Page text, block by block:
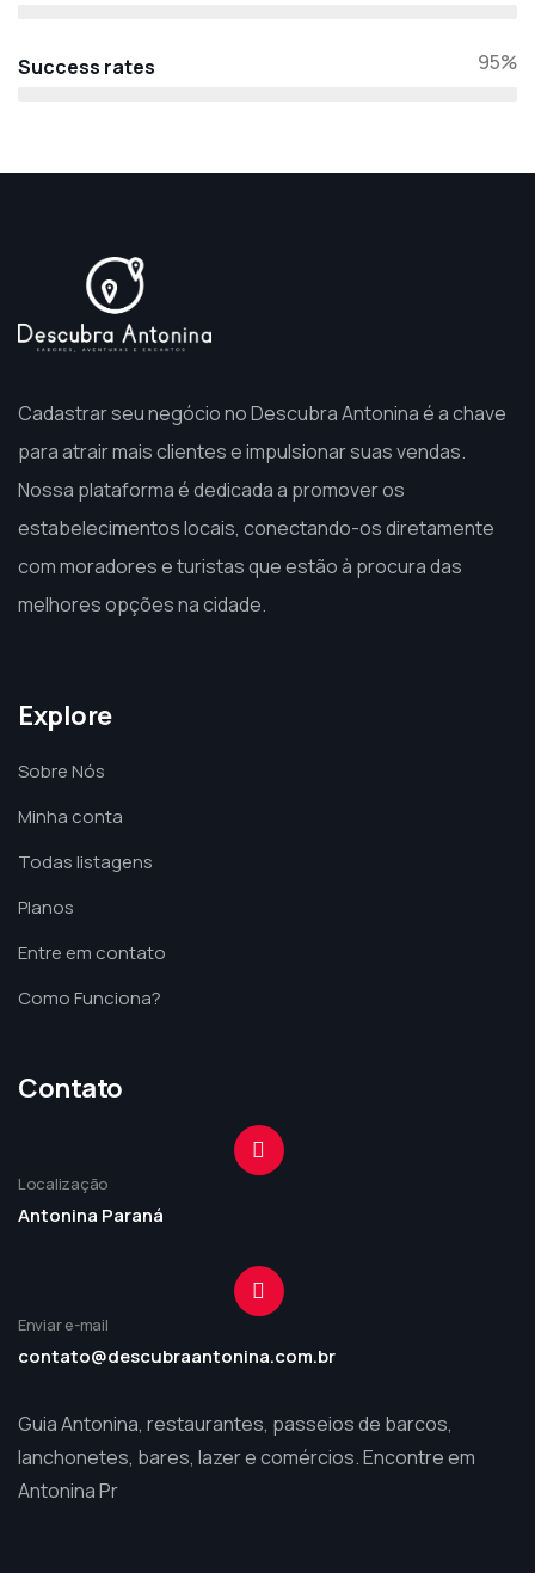
Success rates 95%
Cadastrar seu negócio no Descubra Antonina é a chave
para atrair mais clientes e impulsionar suas vendas.
Nossa plataforma é dedicada a promover os
estabelecimentos locais, conectando-os diretamente
com moradores e turistas que estão à procura das
melhores opções na cidade.
Explore
Sobre Nós
Minha conta
Todas listagens
Planos
Entre em contato
Como Funciona?
Contato
Localização
Antonina Paraná
Enviar e-mail
contato@descubraantonina.com.br
Guia Antonina, restaurantes, passeios de barcos,
lanchonetes, bares, lazer e comércios. Encontre em
Antonina Pr